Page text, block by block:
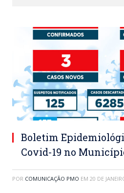
Boletim
Covid-19 no
POR COMUNICAÇÃO PMO EM 20 DE